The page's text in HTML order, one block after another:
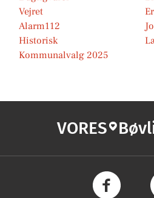
Vejret
Alarm112
Historisk
Kommunalvalg 2025
VORES